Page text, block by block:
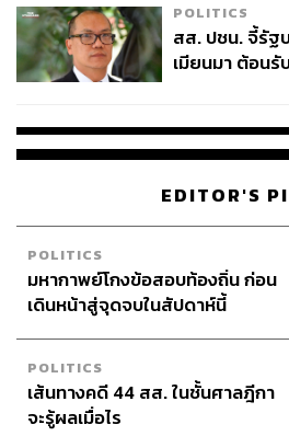
POLITICS
สส. ปชน. จี้รัฐ
เมียนมา ต้อนรั
EDITOR'S
POLITICS
มหากาพย์โกงข้อสอบท้องถิ่น ก่อน
เดินหน้าสู่จุดจบในสัปดาห์นี้
POLITICS
เส้นทางคดี 44 สส. ในชั้นศาลฎีกา
จะรู้ผลเมื่อไร